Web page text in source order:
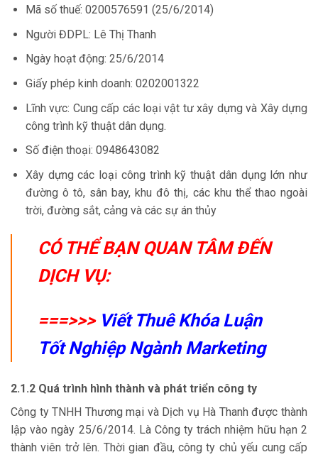
Mã số thuế: 0200576591 (25/6/2014)
Người ĐDPL: Lê Thị Thanh
Ngày hoạt động: 25/6/2014
Giấy phép kinh doanh: 0202001322
Lĩnh vực: Cung cấp các loại vật tư xây dựng và Xây dựng
công trình kỹ thuật dân dụng.
Số điện thoại: 0948643082
Xây dựng các loại công trình kỹ thuật dân dụng lớn như
đường ô tô, sân bay, khu đô thị, các khu thể thao ngoài
trời, đường sắt, cảng và các sự án thủy
CÓ THỂ BẠN QUAN TÂM ĐẾN
DỊCH VỤ:
===>>> Viết Thuê Khóa Luận
Tốt Nghiệp Ngành Marketing
2.1.2 Quá trình hình thành và phát triển công ty
Công ty TNHH Thương mại và Dịch vụ Hà Thanh được thành
lập vào ngày 25/6/2014. Là Công ty trách nhiệm hữu hạn 2
thành viên trở lên. Thời gian đầu, công ty chủ yếu cung cấp